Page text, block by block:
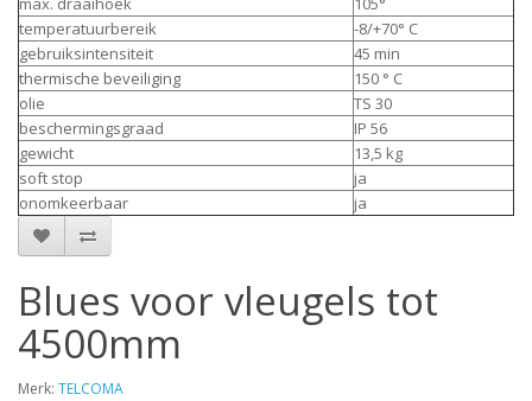
temperatuurbereik
-8/+70° C
gebruiksintensiteit
45 min
thermische beveiliging
150 ° C
olie
TS 30
beschermingsgraad
IP 56
gewicht
13,5 kg
soft stop
ja
onomkeerbaar
ja
Blues voor vleugels tot
4500mm
Merk: TELCOMA